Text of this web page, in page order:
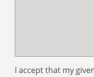
I accept that my